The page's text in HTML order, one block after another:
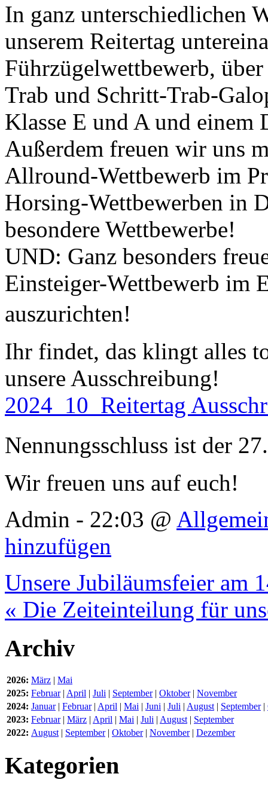
In ganz unterschiedlichen
unserem Reitertag
Führzügelwettbewerb,
Trab und Schritt-Trab-
Klasse E und A und einem
Außerdem freuen wir uns
Allround-Wettbewerb im
Horsing-Wettbewerben in
besondere Wettbewerbe!
UND: Ganz besonders
Einsteiger-Wettbewerb im
auszurichten!
Ihr findet, das klingt alles
unsere Ausschreibung!
2024_10_Reitertag
Nennungsschluss ist der
Wir freuen uns auf euch!
Admin - 22:03 @
hinzufügen
Unsere Jubiläumsfeier am
« Die Zeiteinteilung für
Archiv
2026: März | Mai
2025: Februar| April | Juli | September| Oktober| November
2024: Januar| Februar| April | Mai | Juni | Juli | August | September|
2023: Februar| März | April | Mai | Juli | August | September
2022: August | September| Oktober| November| Dezember
Kategorien